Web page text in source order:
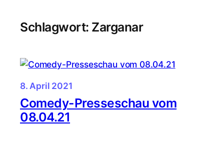
InhaltSchlagwort: Zarganar
8. April 2021
Comedy-Presseschau vom
08.04.21